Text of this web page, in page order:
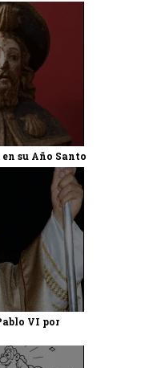
su Año Santo
VI por